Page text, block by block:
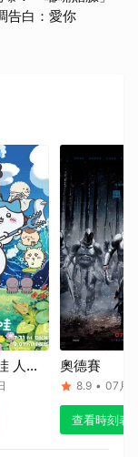
告白：愛你
人魚
奧德賽
8.9 • 07月
查看時刻表